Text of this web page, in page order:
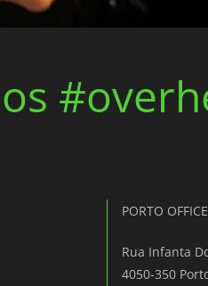
PORTO OFFICE
Rua Infanta
4050-350